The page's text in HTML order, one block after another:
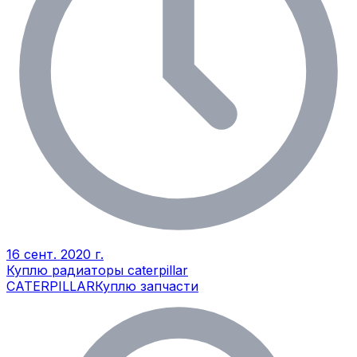
16 сент. 2020 г.
Куплю радиаторы caterpillar
CATERPILLARКуплю запчасти